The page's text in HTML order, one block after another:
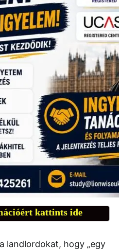
kattints ide
landlordokat, hogy „egy